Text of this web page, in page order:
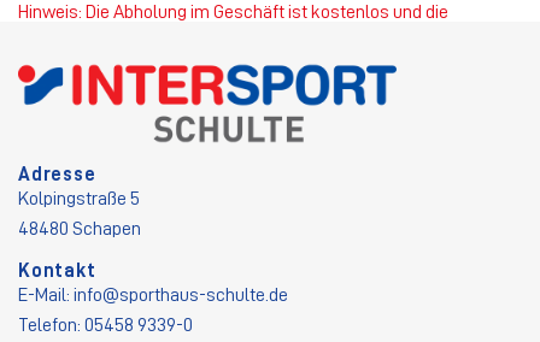
Hinweis: Die Abholung im Geschäft ist kostenlos und die
Adresse
Kolpingstraße 5
48480 Schapen
Kontakt
E-Mail: info@sporthaus-schulte.de
Telefon: 05458 9339-0